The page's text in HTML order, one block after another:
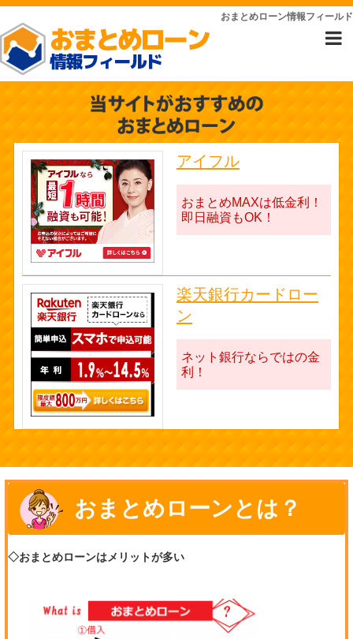
おまとめローン情報フィールド
アイフル
おまとめMAXは低金利！
即日融資もOK！
楽天銀行カードロー
ン
ネット銀行ならではの金
利！
おまとめローンとは？
◇おまとめローンはメリットが多い